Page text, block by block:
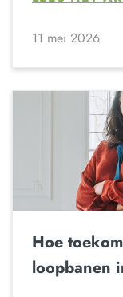
11 mei 2026
Hoe
loopbanen